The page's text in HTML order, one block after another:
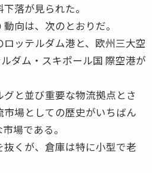
落が見られた。
向は、次のとおりだ。
ッテルダム港と、欧州三大空
ダム・スキポール国 際空港が
と並び重要な物流拠点とさ
場としての歴史がいちばん
場である。
くが、倉庫は特に小型で老